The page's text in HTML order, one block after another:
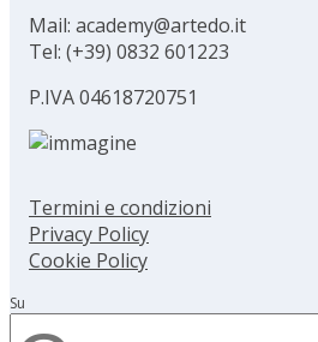
Mail: academy@artedo.it
Tel: (+39) 0832 601223
P.IVA 04618720751
Termini e condizioni
Privacy Policy
Cookie Policy
Su